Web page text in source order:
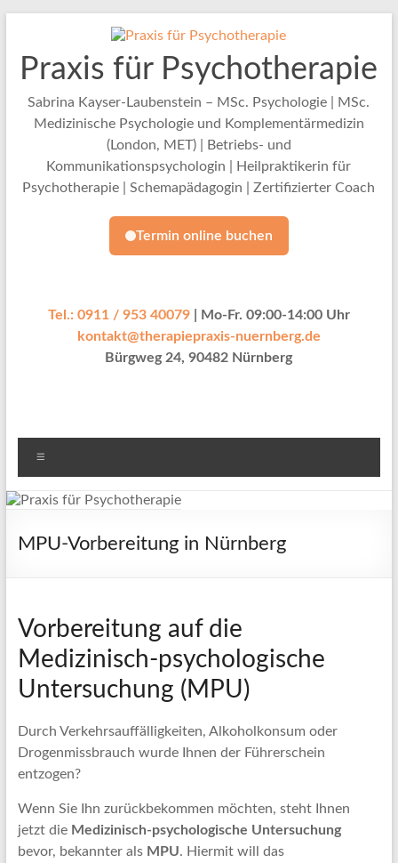
springen
Praxis für Psychotherapie
Sabrina Kayser-Laubenstein – MSc. Psychologie | MSc.
Medizinische Psychologie und Komplementärmedizin
(London, MET) | Betriebs- und
Kommunikationspsychologin | Heilpraktikerin für
Psychotherapie | Schemapädagogin | Zertifizierter Coach
Termin online buchen
Tel.: 0911 / 953 40079| Mo-Fr. 09:00-14:00 Uhr
kontakt@therapiepraxis-nuernberg.de
Bürgweg 24, 90482 Nürnberg
MPU-Vorbereitung in Nürnberg
Vorbereitung auf die
Medizinisch-psychologische
Untersuchung (MPU)
Durch Verkehrsauffälligkeiten, Alkoholkonsum oder
Drogenmissbrauch wurde Ihnen der Führerschein
entzogen?
Wenn Sie Ihn zurückbekommen möchten, steht Ihnen
jetzt die Medizinisch-psychologische Untersuchung
bevor, bekannter als MPU. Hiermit will das